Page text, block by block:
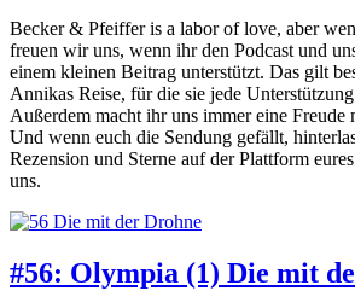
Becker & Pfeiffer is a labor of love, aber
freuen wir uns, wenn ihr den Podcast und
einem kleinen Beitrag unterstützt. Das gilt
Annikas Reise, für die sie jede
Außerdem macht ihr uns immer eine Freude
Und wenn euch die Sendung gefällt,
Rezension und Sterne auf der Plattform
uns.
#56: Olympia (1) Die mit